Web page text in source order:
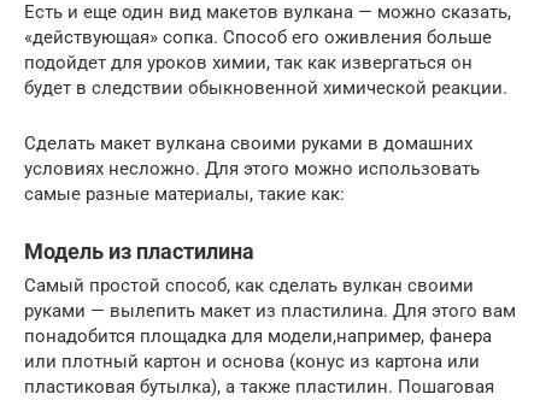
Есть и еще один вид макетов вулкана — можно сказать,
«действующая» сопка. Способ его оживления больше
подойдет для уроков химии, так как извергаться он
будет в следствии обыкновенной химической реакции.
Сделать макет вулкана своими руками в домашних
условиях несложно. Для этого можно использовать
самые разные материалы, такие как:
Модель из пластилина
Самый простой способ, как сделать вулкан своими
руками — вылепить макет из пластилина. Для этого вам
понадобится площадка для модели,например, фанера
или плотный картон и основа (конус из картона или
пластиковая бутылка), а также пластилин. Пошаговая